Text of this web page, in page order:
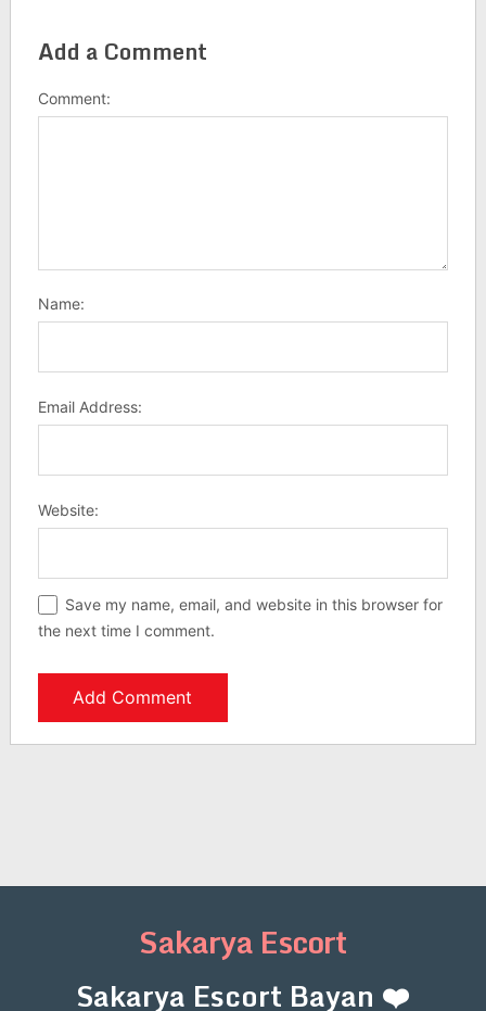
Add a Comment
Comment:
Name:
Email Address:
Website:
Save my name, email, and website in this browser for
the next time I comment.
Sakarya Escort
Sakarya Escort Bayan ❤️